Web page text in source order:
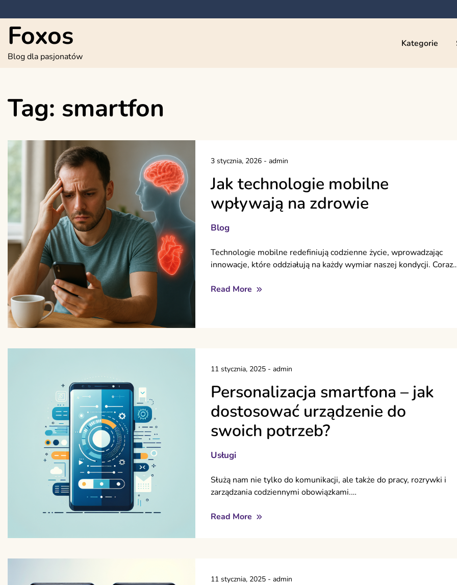
to
content
Foxos
Blog dla pasjonatów
Kategorie
Tag: smartfon
3 stycznia, 2026- admin
Jak technologie mobilne
wpływają na zdrowie
Blog
Technologie mobilne redefiniują codzienne życie, wprowadzając
innowacje, które oddziałują na każdy wymiar naszej kondycji.
Read More
11 stycznia, 2025- admin
Personalizacja smartfona – jak
dostosować urządzenie do
swoich potrzeb?
Usługi
Służą nam nie tylko do komunikacji, ale także do pracy, rozrywki i
zarządzania codziennymi obowiązkami.…
Read More
11 stycznia, 2025- admin